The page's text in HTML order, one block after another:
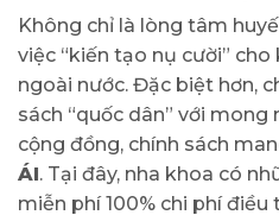
Không chỉ là lòng tâm
việc “kiến tạo nụ cười”
ngoài nước. Đặc biệt hơn,
sách “quốc dân” với
cộng đồng, chính sách
ÁI. Tại đây, nha khoa có
miễn phí 100% chi phí